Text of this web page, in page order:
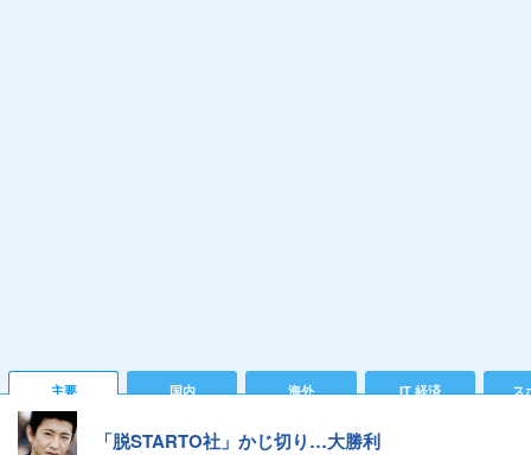
主要 国内 海外 IT 経済 ス
「脱STARTO社」かじ切り…大勝利